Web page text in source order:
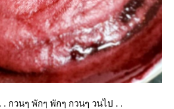
. กวนๆ พักๆ พักๆ กวนๆ วนไป . .